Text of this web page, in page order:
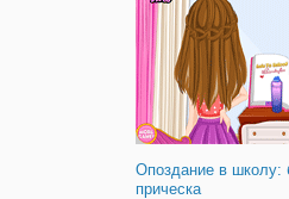
чеснока, имбиря,
тертая цедра
Опоздание в школу:
прическа